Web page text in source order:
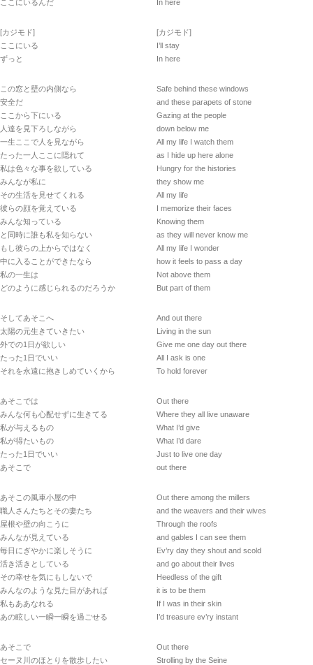
ここにいるんだ
[カジモド]
ここにいる
ずっと
この窓と壁の内側なら
安全だ
ここから下にいる
人達を見下ろしながら
一生ここで人を見ながら
たった一人ここに隠れて
私は色々な事を欲している
みんなが私に
その生活を見せてくれる
彼らの顔を覚えている
みんな知っている
と同時に誰も私を知らない
もし彼らの上からではなく
中に入ることができたなら
私の一生は
どのように感じられるのだろうか
そしてあそこへ
太陽の元生きていきたい
外での1日が欲しい
たった1日でいい
それを永遠に抱きしめていくから
あそこでは
みんな何も心配せずに生きてる
私が与えるもの
私が得たいもの
たった1日でいい
あそこで
あそこの風車小屋の中
職人さんたちとその妻たち
屋根や壁の向こうに
みんなが見えている
毎日にぎやかに楽しそうに
活き活きとしている
その幸せを気にもしないで
みんなのような見た目があれば
私もああなれる
あの眩しい一瞬一瞬を過ごせる
あそこで
セーヌ川のほとりを散歩したい
In here
[カジモド]
I’ll stay
In here
Safe behind these windows
and these parapets of stone
Gazing at the people
down below me
All my life I watch them
as I hide up here alone
Hungry for the histories
they show me
All my life
I memorize their faces
Knowing them
as they will never know me
All my life I wonder
how it feels to pass a day
Not above them
But part of them
And out there
Living in the sun
Give me one day out there
All I ask is one
To hold forever
Out there
Where they all live unaware
What I’d give
What I’d dare
Just to live one day
out there
Out there among the millers
and the weavers and their wives
Through the roofs
and gables I can see them
Ev’ry day they shout and scold
and go about their lives
Heedless of the gift
it is to be them
If I was in their skin
I’d treasure ev’ry instant
Out there
Strolling by the Seine